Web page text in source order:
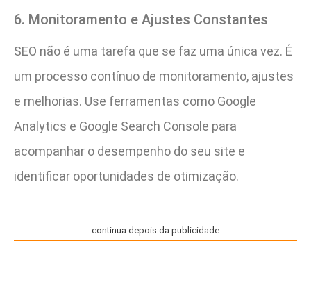
6. Monitoramento e Ajustes Constantes
SEO não é uma tarefa que se faz uma única vez. É
um processo contínuo de monitoramento, ajustes
e melhorias. Use ferramentas como Google
Analytics e Google Search Console para
acompanhar o desempenho do seu site e
identificar oportunidades de otimização.
continua depois da publicidade